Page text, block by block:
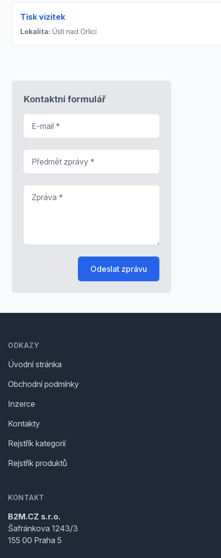
Tisk vizitek
Lokalita: Ústí nad Orlicí
Kontaktní formulář
Odeslat zprávu
ODKAZY
Úvodní stránka
Obchodní podmínky
Inzerce
Kontakty
Rejstřík kategorií
Rejstřík produktů
KONTAKT
B2M.CZ s.r.o.
Šafránkova 1243/3
155 00 Praha 5